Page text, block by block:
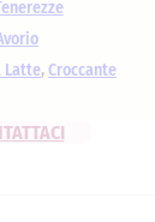
Latte, Croccante